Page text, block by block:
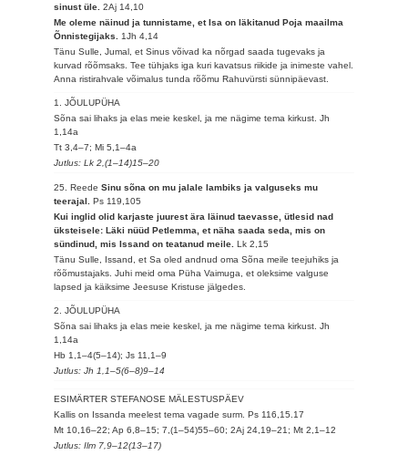
sinust üle.2Aj 14,10
Me oleme näinud ja tunnistame, et Isa on läkitanud Poja maailma
Õnnistegijaks. 1Jh 4,14
Tänu Sulle, Jumal, et Sinus võivad ka nõrgad saada tugevaks ja
kurvad rõõmsaks. Tee tühjaks iga kuri kavatsus riikide ja inimeste vahel.
Anna ristirahvale võimalus tunda rõõmu Rahuvürsti sünnipäevast.
1. JÕULUPÜHA
Sõna sai lihaks ja elas meie keskel, ja me nägime tema kirkust.Jh
1,14a
Tt 3,4–7; Mi 5,1–4a
Jutlus: Lk 2,(1–14)15–20
25. ReedeSinu sõna on mu jalale lambiks ja valguseks mu
teerajal.Ps 119,105
Kui inglid olid karjaste juurest ära läinud taevasse, ütlesid nad
üksteisele: Läki nüüd Petlemma, et näha saada seda, mis on
sündinud, mis Issand on teatanud meile.Lk 2,15
Tänu Sulle, Issand, et Sa oled andnud oma Sõna meile teejuhiks ja
rõõmustajaks. Juhi meid oma Püha Vaimuga, et oleksime valguse
lapsed ja käiksime Jeesuse Kristuse jälgedes.
2. JÕULUPÜHA
Sõna sai lihaks ja elas meie keskel, ja me nägime tema kirkust.Jh
1,14a
Hb 1,1–4(5–14); Js 11,1–9
Jutlus: Jh 1,1–5(6–8)9–14
ESIMÄRTER STEFANOSE MÄLESTUSPÄEV
Kallis on Issanda meelest tema vagade surm.Ps 116,15.17
Mt 10,16–22; Ap 6,8–15; 7,(1–54)55–60; 2Aj 24,19–21; Mt 2,1–12
Jutlus: Ilm 7,9–12(13–17)